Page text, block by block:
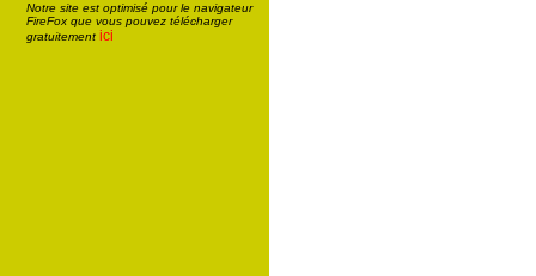
Notre site est optimisé pour le navigateur
FireFox que vous pouvez télécharger
gratuitement ici